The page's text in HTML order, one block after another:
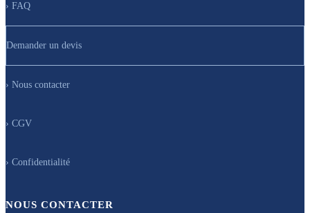
› FAQ
Demander un devis
› Nous contacter
› CGV
› Confidentialité
NOUS CONTACTER